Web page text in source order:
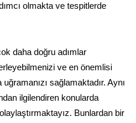
olmakta ve tespitlerde
daha doğru adımlar
ve en önemlisi
sağlamaktadır. Aynı
ilgilendiren konularda
Bunlardan bir